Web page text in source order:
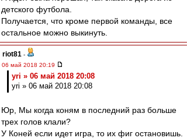
детского футбола.
Получается, что кроме первой команды, все
остальное можно выкинуть.
riot81 -
06 май 2018 20:19
yri » 06 май 2018 20:08
yri » 06 май 2018 20:08
Юр, Мы когда коням в последний раз больше
трех голов клали?
У Коней если идет игра, то их фиг остановишь.